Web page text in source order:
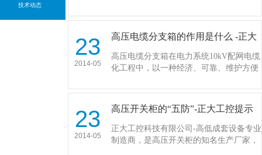
技术动态
1/2抽屉,或36只1/4抽屉抽屉规格一般
有:1/4单元(电流最大63A)…
23
2014-05
高压电缆分支箱的作用是什么 -正大
工控解读…
高压电缆分支箱在电力系统10kV配网电缆
化工程中，以一种经济、可靠、维护方便
支成为一大难题，而电缆分支箱的出现彻
底解决了这个问题，并且以它全绝缘、全
密封的特性而使线…
23
2014-05
高压开关柜的“五防”-正大工控提示
正大工控科技有限公司-高低成套设备专业
制造商，是高压开关柜的知名生产厂家，